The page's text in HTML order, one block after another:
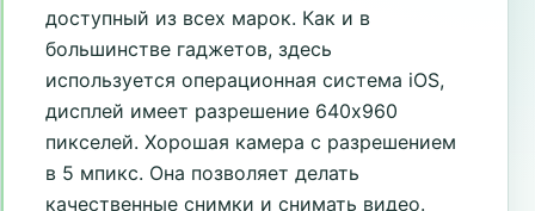
доступный из всех марок. Как и в
большинстве гаджетов, здесь
используется операционная система iOS,
дисплей имеет разрешение 640x960
пикселей. Хорошая камера с разрешением
в 5 мпикс. Она позволяет делать
качественные снимки и снимать видео.